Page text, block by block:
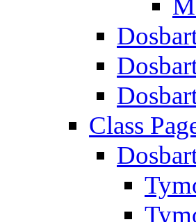
Class